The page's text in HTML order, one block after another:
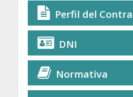
Perfil del
DNI
Normativa